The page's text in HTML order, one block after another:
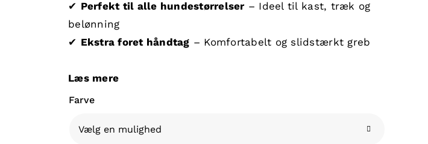
✔ Perfekt til alle hundestørrelser – Ideel til kast, træk og
belønning
✔ Ekstra foret håndtag – Komfortabelt og slidstærkt greb
Læs mere
Farve
